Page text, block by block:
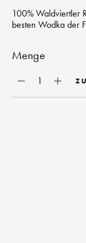
100% Waldviertler
besten Wodka der
Menge